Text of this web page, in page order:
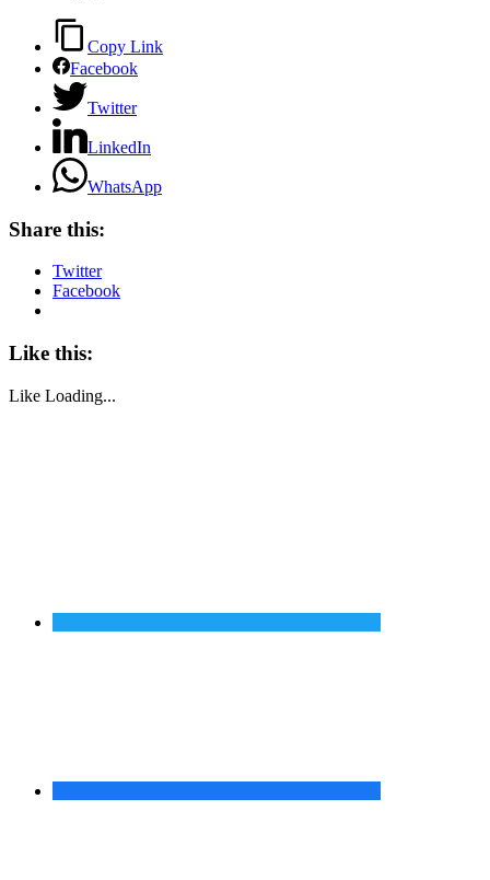
Copy Link
Facebook
Twitter
LinkedIn
WhatsApp
Share this:
Twitter
Facebook
Like this:
Like Loading...